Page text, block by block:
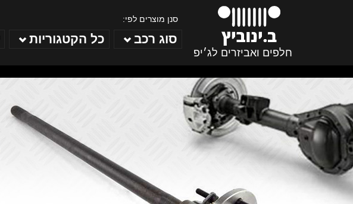
ב. ינוביץ
חלפים ואביזרים לג׳יפ
סנן מוצרים לפי:
סוג רכב כל הקטגוריות